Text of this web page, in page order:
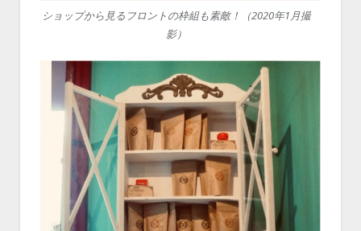
ショップから見るフロントの枠組も素敵！（2020年1月撮
影）